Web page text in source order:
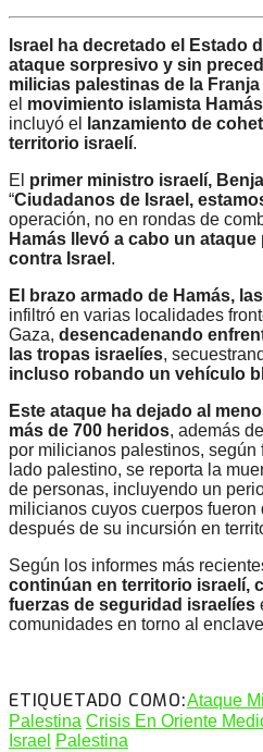
Israel ha decretado el Estado
ataque sorpresivo y sin
milicias palestinas de la Franja
el movimiento islamista Hamás
incluyó el
lanzamiento de
territorio israelí.
El primer ministro israelí,
“Ciudadanos de Israel,
operación, no en rondas de
Hamás llevó a cabo un
contra Israel .
El brazo armado de Hamás,
infiltró en varias localidades
Gaza, desencadenando
las tropas israelíes,
incluso robando un vehículo
Este ataque ha dejado al
más de 700 heridos, además
por milicianos palestinos, según
lado palestino, se reporta la
de personas, incluyendo un
milicianos cuyos cuerpos fueron
después de su incursión en
Según los informes más
continúan en territorio israelí,
fuerzas de seguridad israelíes
comunidades en torno al
ETIQUETADO COMO:Ataque
Palestina Crisis En Oriente
Israel Palestina